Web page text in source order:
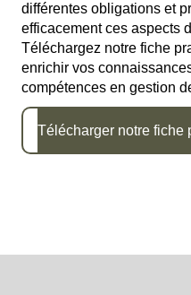
différentes obligations et
efficacement ces aspects
Téléchargez notre fiche
enrichir vos
compétences en gestion
Télécharger notre fiche